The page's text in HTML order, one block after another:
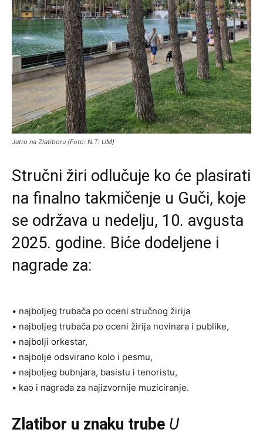
Jutro na Zlatiboru (Foto: N.T: UM)
Stručni žiri odlučuje ko će plasirati
na finalno takmičenje u Guči, koje
se održava u nedelju, 10. avgusta
2025. godine. Biće dodeljene i
nagrade za:
• najboljeg trubača po oceni stručnog žirija
• najboljeg trubača po oceni žirija novinara i publike,
• najbolji orkestar,
• najbolje odsvirano kolo i pesmu,
• najboljeg bubnjara, basistu i tenoristu,
• kao i nagrada za najizvornije muziciranje.
Zlatibor u znaku trube U